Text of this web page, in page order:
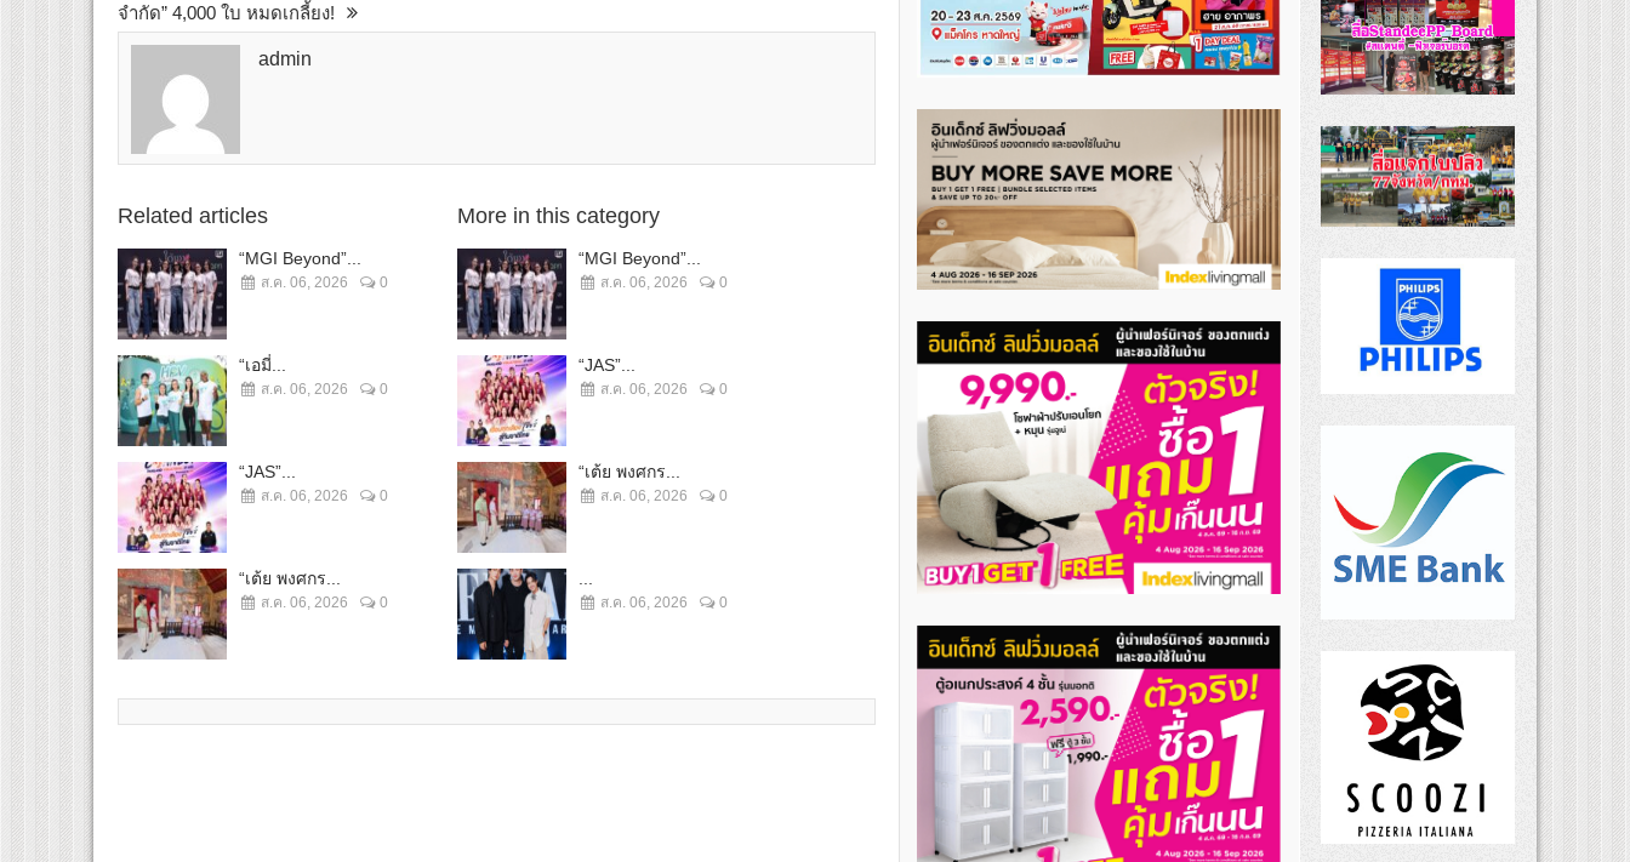
จำกัด” 4,000 ใบ หมดเกลี้ยง!
admin
Related articles
“MGI Beyond”...
ส.ค. 06, 2026 0
“เอมี่...
ส.ค. 06, 2026 0
“JAS”...
ส.ค. 06, 2026 0
“เต้ย พงศกร...
ส.ค. 06, 2026 0
More in this category
“MGI Beyond”...
ส.ค. 06, 2026 0
“JAS”...
ส.ค. 06, 2026 0
“เต้ย พงศกร...
ส.ค. 06, 2026 0
...
ส.ค. 06, 2026 0